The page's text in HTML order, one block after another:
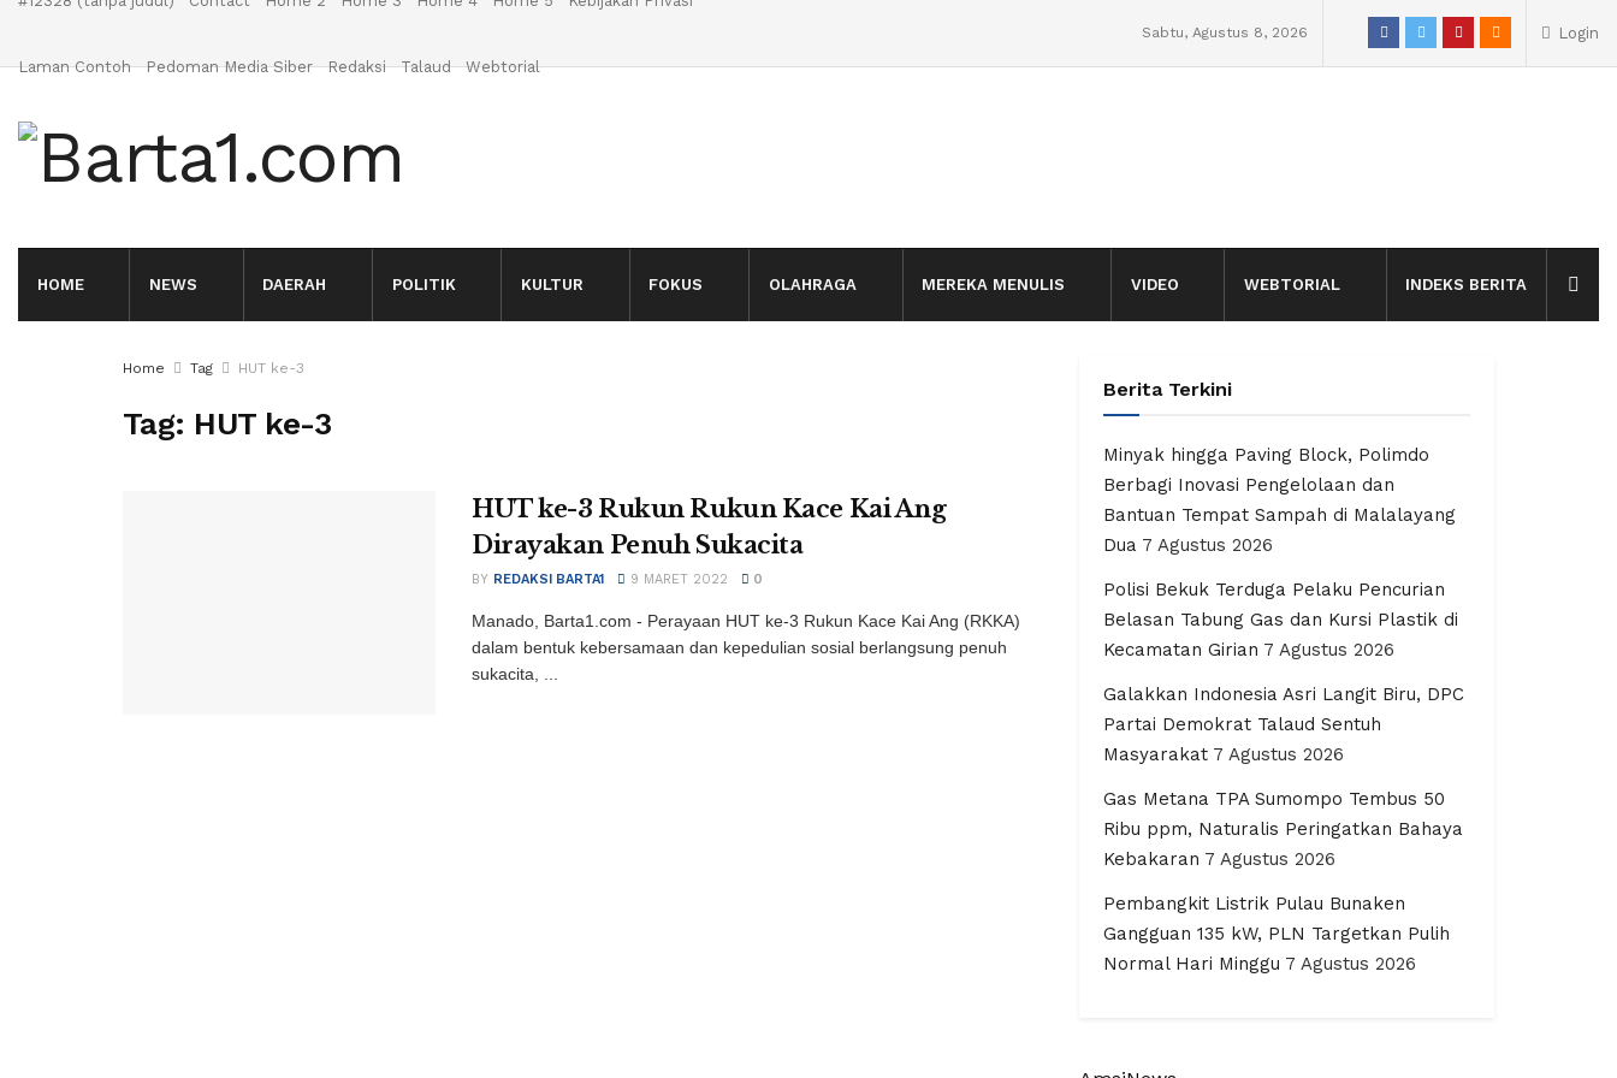
Laman Contoh Pedoman Media Siber Redaksi Talaud Webtorial
Sabtu, Agustus 8, 2026 Login
HOME NEWS DAERAH POLITIK KULTUR FOKUS OLAHRAGA MEREKA MENULIS VIDEO WEBTORIAL INDEKS BERITA
Home Tag HUT ke-3
Tag: HUT ke-3
HUT ke-3 Rukun Rukun Kace Kai Ang
Dirayakan Penuh Sukacita
BY REDAKSI BARTA1 9 MARET 2022 0
Manado, Barta1.com - Perayaan HUT ke-3 Rukun Kace Kai Ang (RKKA)
dalam bentuk kebersamaan dan kepedulian sosial berlangsung penuh
sukacita, ...
Berita Terkini
Minyak hingga Paving Block, Polimdo
Berbagi Inovasi Pengelolaan dan
Bantuan Tempat Sampah di Malalayang
Dua 7 Agustus 2026
Polisi Bekuk Terduga Pelaku Pencurian
Belasan Tabung Gas dan Kursi Plastik di
Kecamatan Girian 7 Agustus 2026
Galakkan Indonesia Asri Langit Biru, DPC
Partai Demokrat Talaud Sentuh
Masyarakat 7 Agustus 2026
Gas Metana TPA Sumompo Tembus 50
Ribu ppm, Naturalis Peringatkan Bahaya
Kebakaran 7 Agustus 2026
Pembangkit Listrik Pulau Bunaken
Gangguan 135 kW, PLN Targetkan Pulih
Normal Hari Minggu 7 Agustus 2026